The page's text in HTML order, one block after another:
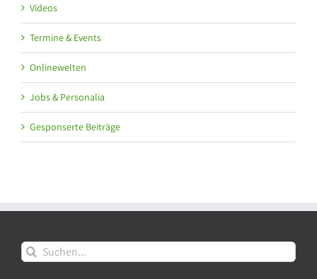
Videos
Termine & Events
Onlinewelten
Jobs & Personalia
Gesponserte Beiträge
Suche
nach: